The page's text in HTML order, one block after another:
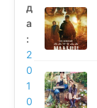
д
а
:
2
0
1
0